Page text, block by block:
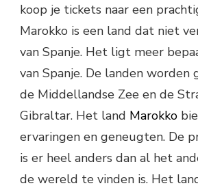
koop je tickets naar een
Marokko is een land dat niet
van Spanje. Het ligt meer
van Spanje. De landen worden
de Middellandse Zee en de
Gibraltar. Het land Marokko
ervaringen en geneugten. De
is er heel anders dan al het
de wereld te vinden is. Het